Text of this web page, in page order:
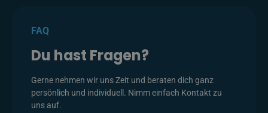
FAQ
Du hast Fragen?
Gerne nehmen wir uns Zeit und beraten dich ganz
persönlich und individuell. Nimm einfach Kontakt zu
uns auf.